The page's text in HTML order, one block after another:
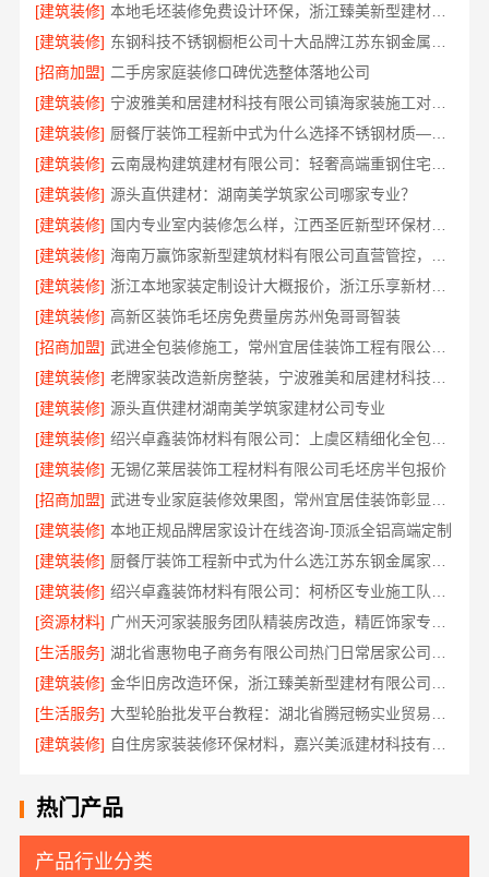
[建筑装修]
本地毛坯装修免费设计环保，浙江臻美新型建材有限公司省心装新家
[建筑装修]
[招商加盟] 二手房家庭装修口碑优选整体落地公司
[建筑装修]
宁波雅美和居建材科技有限公司镇海家装施工对接渠道
[建筑装修]
厨餐厅装饰工程新中式为什么选择不锈钢材质——江苏东钢金属家居
[建筑装修]
[建筑装修] 源头直供建材：湖南美学筑家公司哪家专业？
[建筑装修]
国内专业室内装修怎么样，江西圣匠新型环保材料有限公司
[建筑装修]
[建筑装修]
浙江本地家装定制设计大概报价，浙江乐享新材料有限公司闭口合同
[建筑装修] 高新区装饰毛坯房免费量房苏州兔哥哥智装
[招商加盟]
武进全包装修施工，常州宜居佳装饰工程有限公司标准化管控
[建筑装修]
[建筑装修] 源头直供建材湖南美学筑家建材公司专业
[建筑装修]
[建筑装修] 无锡亿莱居装饰工程材料有限公司毛坯房半包报价
[招商加盟]
[建筑装修] 本地正规品牌居家设计在线咨询-顶派全铝高端定制
[建筑装修]
[建筑装修]
[资源材料]
[生活服务]
[建筑装修]
[生活服务]
[建筑装修]
热门产品
产品行业分类